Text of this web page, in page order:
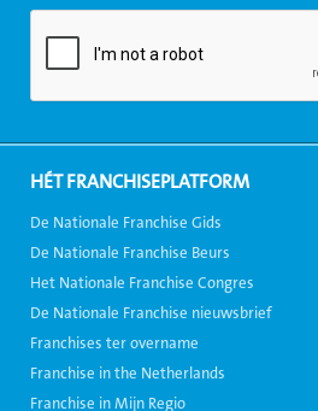
HÉT FRANCHISEPLATFORM
De Nationale Franchise Gids
De Nationale Franchise Beurs
Het Nationale Franchise Congres
De Nationale Franchise nieuwsbrief
Franchises ter overname
Franchise in the Netherlands
Franchise in Mijn Regio